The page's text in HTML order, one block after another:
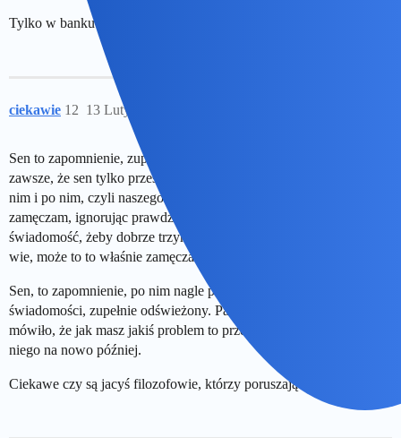
Tylko w banku nie jestem zalogowany na stałe
ciekawie 13 Luty 2026 19:55
12
Sen to zapomnienie, zupełnie bym na to nie wpadł, myślałem
zawsze, że sen tylko przeszkadza w połączeniu tego co jest przed
nim i po nim, czyli naszego świadomego życia. I tak się pewnie
zamęczam, ignorując prawdziwą potrzebę snu, zamęczając
świadomość, żeby dobrze trzymała w całości cały ciąg życia. Kto
wie, może to to właśnie zamęcza takiego człowieka jak mnie.
Sen, to zapomnienie, po nim nagle powracasz do stanu
świadomości, zupełnie odświeżony. Pamiętam, jak kiedyś się
mówiło, że jak masz jakiś problem to prześpij się z nim i spójrz na
niego na nowo później.
Ciekawe czy są jacyś filozofowie, którzy poruszają ten temat.